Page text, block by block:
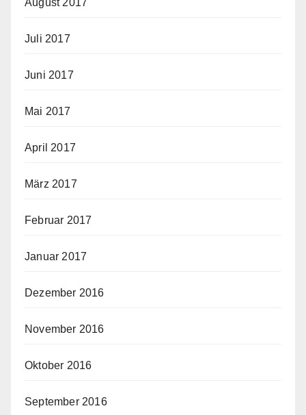
August 2017
Juli 2017
Juni 2017
Mai 2017
April 2017
März 2017
Februar 2017
Januar 2017
Dezember 2016
November 2016
Oktober 2016
September 2016